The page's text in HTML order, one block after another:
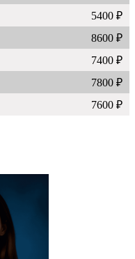
5400 ₽
8600 ₽
7400 ₽
7800 ₽
7600 ₽